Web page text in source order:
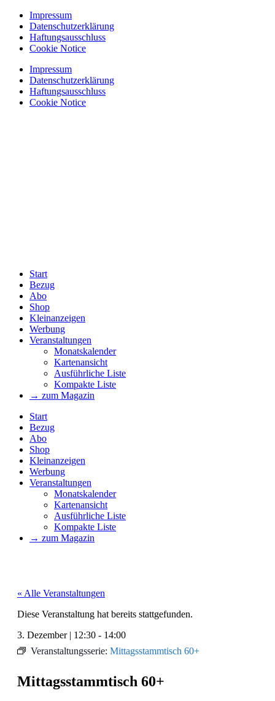
Zum
Inhalt
springen
Impressum
Datenschutzerklärung
Haftungsausschluss
Cookie Notice
Impressum
Datenschutzerklärung
Haftungsausschluss
Cookie Notice
Start
Bezug
Abo
Shop
Kleinanzeigen
Werbung
Veranstaltungen
Monatskalender
Kartenansicht
Ausführliche Liste
Kompakte Liste
→ zum Magazin
Start
Bezug
Abo
Shop
Kleinanzeigen
Werbung
Veranstaltungen
Monatskalender
Kartenansicht
Ausführliche Liste
Kompakte Liste
→ zum Magazin
« Alle Veranstaltungen
Diese Veranstaltung hat bereits stattgefunden.
3. Dezember | 12:30 - 14:00
Veranstaltungsserie: Mittagsstammtisch 60+
Mittagsstammtisch 60+